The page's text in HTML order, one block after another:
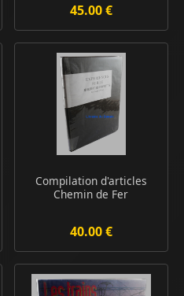
45.00 €
Compilation d'articles
Chemin de Fer
40.00 €